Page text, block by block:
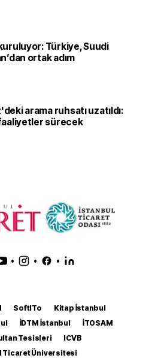
Türkiye, Suudi
ortak adım
arama ruhsatı uzatıldı:
faaliyetler sürecek
• • •
SoftITo
Kitap İstanbul
İDTM İstanbul
İTOSAM
Tesisleri
ICVB
Ticaret Üniversitesi